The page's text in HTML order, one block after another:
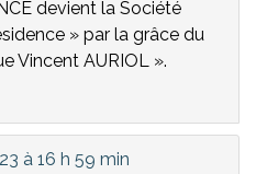
devient la Société
» par la grâce du
Vincent AURIOL ».
à 16 h 59 min